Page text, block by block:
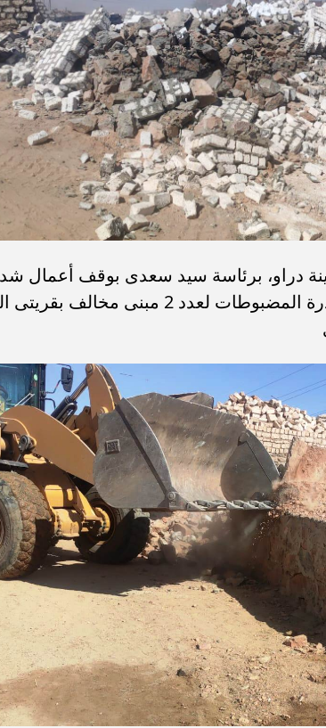
دراو، برئاسة سيد سعدى بوقف أعمال
لمخالفات البناء بدون تراخيص ، ومصادرة المضبوطات لعدد 2